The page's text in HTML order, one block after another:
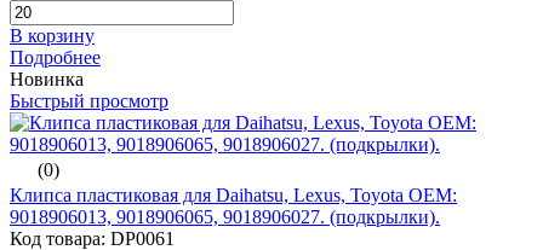
В корзину
Подробнее
Новинка
Быстрый просмотр
(0)
Клипса пластиковая для Daihatsu, Lexus, Toyota ОЕМ:
9018906013, 9018906065, 9018906027. (подкрылки).
Код товара: DP0061